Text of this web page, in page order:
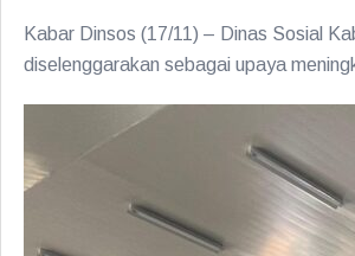
Kabar Dinsos (17/11) – Dinas Sosial
diselenggarakan sebagai upaya